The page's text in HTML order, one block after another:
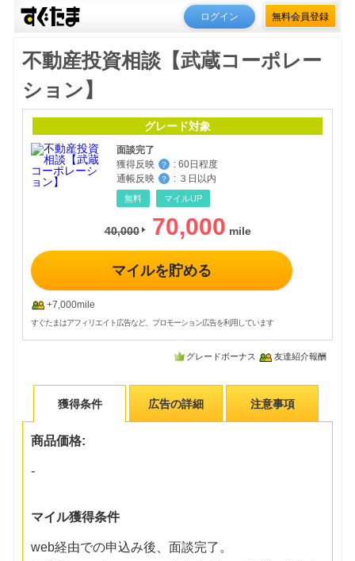
ログイン 無料会員登録
不動産投資相談【武蔵コーポレー
ション】
グレード対象
面談完了
獲得反映
？ : 60日程度
通帳反映
？ : ３日以内
無料 マイルUP
40,000 70,000
マイルを貯める
+7,000mile
すぐたまはアフィリエイト広告など、プロモーション広告を利用しています
グレードボーナス 友達紹介報酬
獲得条件 広告の詳細 注意事項
商品価格:
-
マイル獲得条件
web経由での申込み後、面談完了。